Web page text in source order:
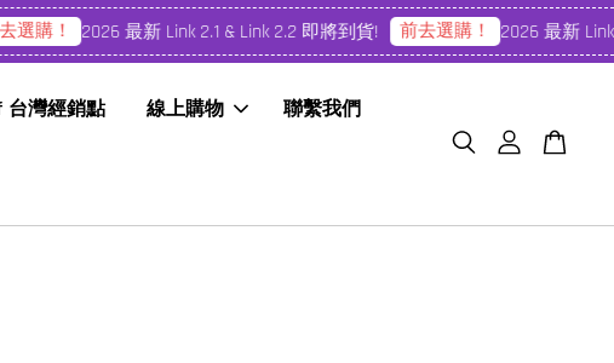
選購！ 2026 最新 Link 2.1 & Link 2.2 即將到貨! 前去選購！ 2026 最新 Link
台灣經銷點 線上購物 聯繫我們